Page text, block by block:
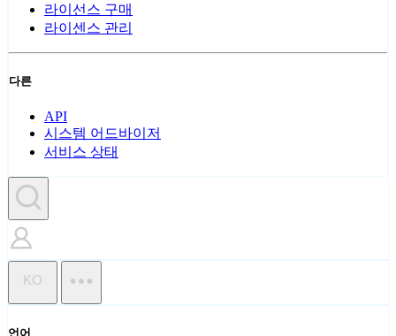
라이선스 구매
라이센스 관리
다른
API
시스템 어드바이저
서비스 상태
KO
언어